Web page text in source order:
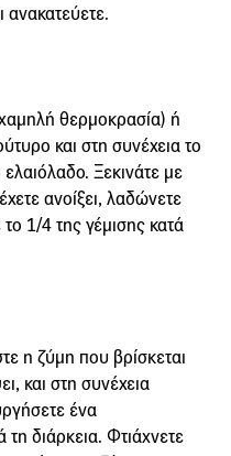
ανακατεύετε.
θερμοκρασία) ή
και στη συνέχεια το
Ξεκινάτε με
ανοίξει, λαδώνετε
1/4 της γέμισης κατά
η ζύμη που βρίσκεται
και στη συνέχεια
ένα
διάρκεια. Φτιάχνετε